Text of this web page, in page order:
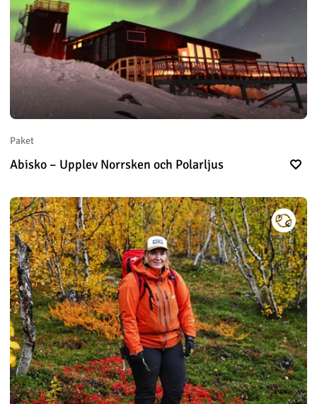
Paket
Abisko – Upplev Norrsken och Polarljus